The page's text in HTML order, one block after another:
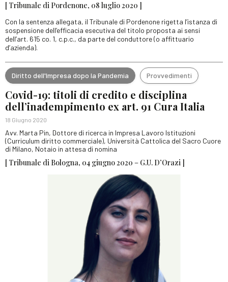
[ Tribunale di Pordenone, 08 luglio 2020 ]
Con la sentenza allegata, il Tribunale di Pordenone rigetta l’istanza di
sospensione dell’efficacia esecutiva del titolo proposta ai sensi
dell’art. 615 co. 1, c.p.c., da parte del conduttore (o affittuario
d’azienda).
Diritto dell'Impresa dopo la Pandemia Provvedimenti
Covid-19: titoli di credito e disciplina
dell’inadempimento ex art. 91 Cura Italia
18 Giugno 2020
Avv. Marta Pin, Dottore di ricerca in Impresa Lavoro Istituzioni
(Curriculum diritto commerciale), Università Cattolica del Sacro Cuore
di Milano, Notaio in attesa di nomina
[ Tribunale di Bologna, 04 giugno 2020 – G.U. D’Orazi ]